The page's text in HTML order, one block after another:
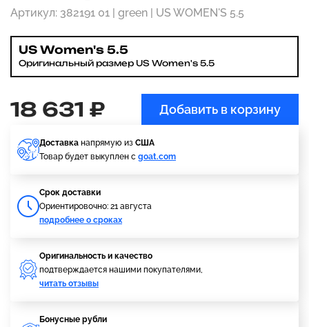
Артикул: 382191 01 | green | US WOMEN'S 5.5
US Women's 5.5
Оригинальный размер US Women's 5.5
18 631 ₽ Добавить в корзину
Доставка напрямую из США
Товар будет выкуплен с goat.com
Cрок доставки
Ориентировочно: 21 августа
подробнее о сроках
Оригинальность и качество
подтверждается нашими покупателями,
читать отзывы
Бонусные рубли